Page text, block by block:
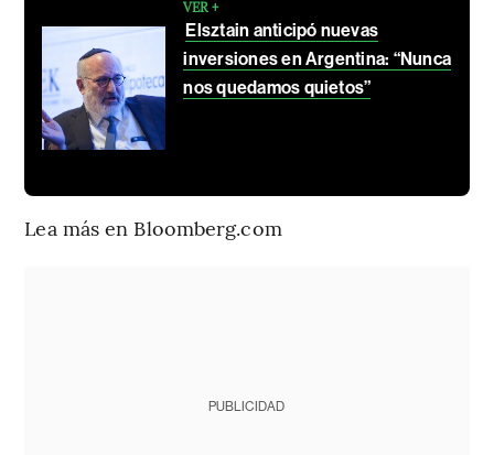
VER +
Elsztain anticipó nuevas
inversiones en Argentina: “Nunca
nos quedamos quietos”
Lea más en Bloomberg.com
PUBLICIDAD